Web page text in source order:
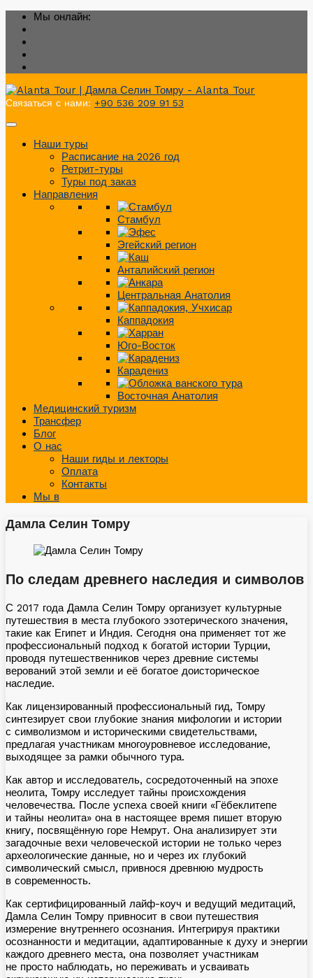
Мы онлайн:
Связаться с нами: +90 536 209 91 53
Наши туры
Расписание на 2026 год
Ретрит-туры
Туры под заказ
Направления
Стамбул
Эгейский регион
Анталийский регион
Центральная Анатолия
Каппадокия
Юго-Восток
Карадениз
Восточная Анатолия
Медицинский туризм
Трансфер
Блог
О нас
Наши гиды и лекторы
Оплата
Контакты
Мы в
Дамла Селин Томру
По следам древнего наследия и символов
С 2017 года Дамла Селин Томру организует культурные
путешествия в места глубокого эзотерического значения,
такие как Египет и Индия. Сегодня она применяет тот же
профессиональный подход к богатой истории Турции,
проводя путешественников через древние системы
верований этой земли и её богатое доисторическое
наследие.
Как лицензированный профессиональный гид, Томру
синтезирует свои глубокие знания мифологии и истории
с символизмом и историческими свидетельствами,
предлагая участникам многоуровневое исследование,
выходящее за рамки обычного тура.
Как автор и исследователь, сосредоточенный на эпохе
неолита, Томру исследует тайны происхождения
человечества. После успеха своей книги «Гёбеклитепе
и тайны неолита» она в настоящее время пишет вторую
книгу, посвящённую горе Немрут. Она анализирует эти
загадочные вехи человеческой истории не только через
археологические данные, но и через их глубокий
символический смысл, привнося древнюю мудрость
в современность.
Как сертифицированный лайф-коуч и ведущий медитаций,
Дамла Селин Томру привносит в свои путешествия
измерение внутреннего осознания. Интегрируя практики
осознанности и медитации, адаптированные к духу и энергии
каждого древнего места, она позволяет участникам
не просто наблюдать, но переживать и усваивать